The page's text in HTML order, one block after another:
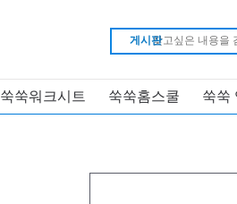
게시판
쑥쑥워크시트 쑥쑥홈스쿨 쑥쑥